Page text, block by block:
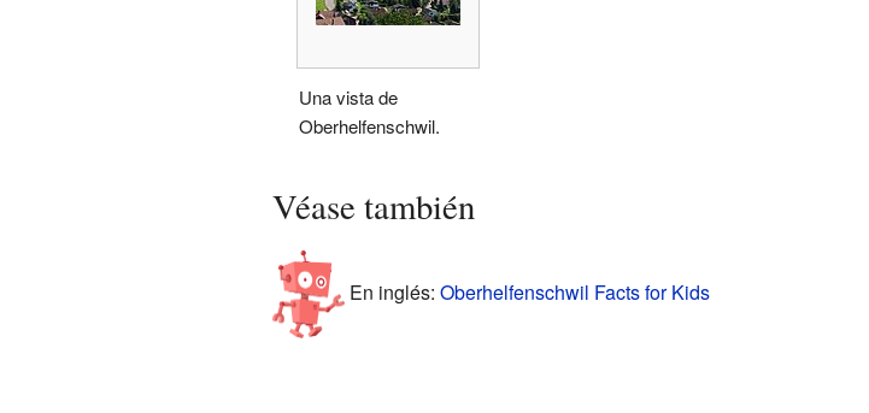
Una vista de
Oberhelfenschwil.
Véase también
En inglés: Oberhelfenschwil Facts for Kids